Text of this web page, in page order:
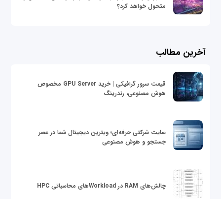
متحول خواهد کرد؟
آخرین مطالب
قیمت سرور گرافیکی | خرید GPU Server مخصوص
هوش مصنوعی، رندرینگ
سایت شرکتی حرفه‌ای؛ ویترین دیجیتال شما در عصر
جستجو و هوش مصنوعی
چالش‌های RAM در Workloadهای محاسباتی HPC